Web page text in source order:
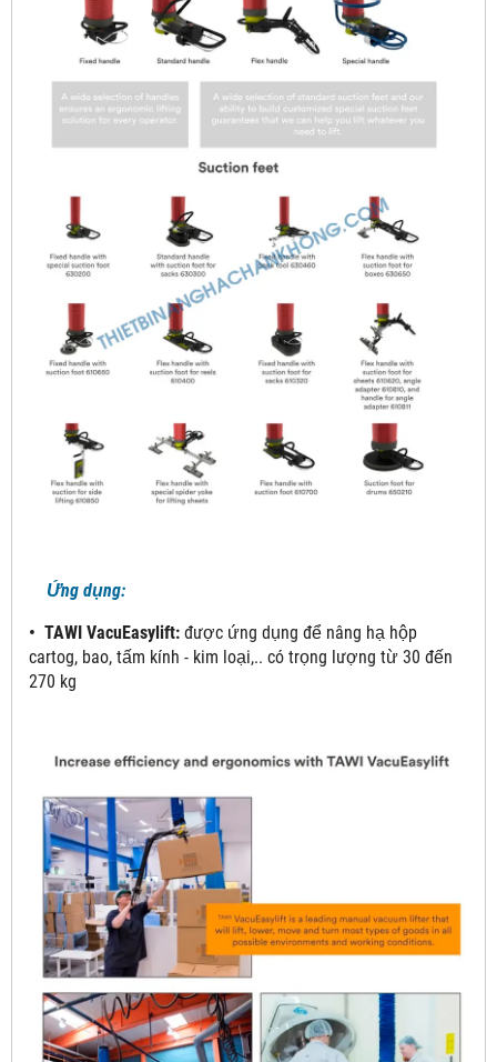
Ứng dụng:
• TAWI VacuEasylift: được ứng dụng để nâng hạ hộp
cartog, bao, tấm kính - kim loại,.. có trọng lượng từ 30 đến
270 kg